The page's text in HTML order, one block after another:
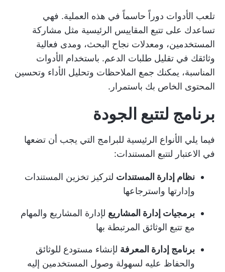
تلعب الأدوات دوراً حاسماً في هذه العملية. فهي
تساعدك على تتبع المقاييس الرئيسية مثل مشاركة
المستخدمين، ومعدلات نجاح البحث، ومدى فعالية
وثائقك في تقليل طلبات الدعم. باستخدام الأدوات
المناسبة، يمكنك جمع الملاحظات وتحليل الأداء وتحسين
المحتوى الخاص بك باستمرار.
برنامج لتتبع الجودة
فيما يلي الأنواع الرئيسية للبرامج التي يجب أن تضعها
في الاعتبار لتتبع المستندات:
نظام إدارة المستندات لتركيز تخزين المستندات
وإدارتها واسترجاعها
برمجيات إدارة المشاريع لإدارة المشاريع والمهام
مع تتبع الوثائق المرتبطة بها
برنامج إدارة المعرفة لإنشاء مستودع للوثائق
والحفاظ عليه لسهولة وصول المستخدمين إليه